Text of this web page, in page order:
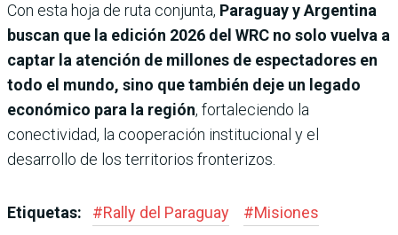
Con esta hoja de ruta conjunta, Paraguay y Argentina
buscan que la edición 2026 del WRC no solo vuelva a
captar la atención de millones de espectadores en
todo el mundo, sino que también deje un legado
económico para la región, fortaleciendo la
conectividad, la cooperación institucional y el
desarrollo de los territorios fronterizos.
Etiquetas: #Rally del Paraguay #Misiones